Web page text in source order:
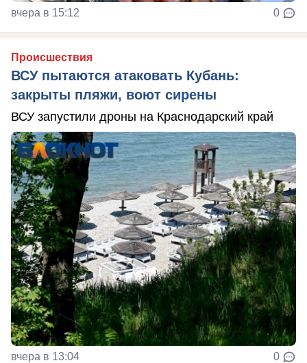
вчера в 15:12 0
Происшествия
ВСУ пытаются атаковать Кубань:
закрыты пляжи, воют сирены
ВСУ запустили дроны на Краснодарский край
вчера в 13:04 0